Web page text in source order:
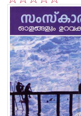
5
4
3
2
1